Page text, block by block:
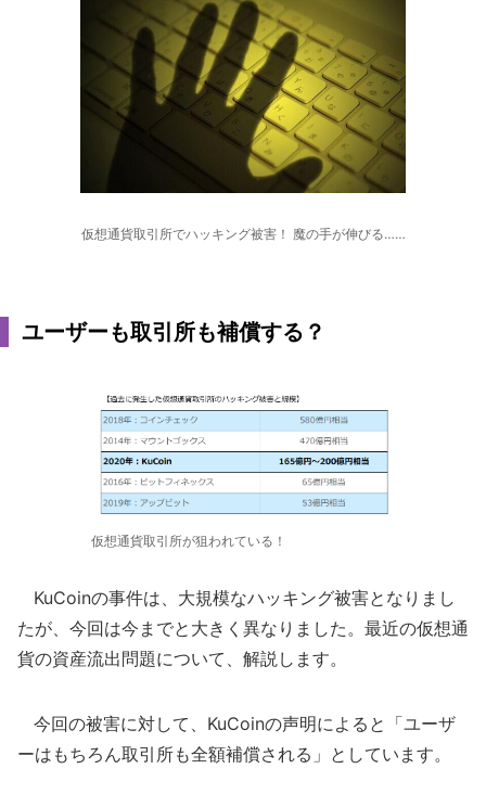
仮想通貨取引所でハッキング被害！ 魔の手が伸びる……
ユーザーも取引所も補償する？
仮想通貨取引所が狙われている！
KuCoinの事件は、大規模なハッキング被害となりまし
たが、今回は今までと大きく異なりました。最近の仮想通
貨の資産流出問題について、解説します。
今回の被害に対して、KuCoinの声明によると「ユーザ
ーはもちろん取引所も全額補償される」としています。